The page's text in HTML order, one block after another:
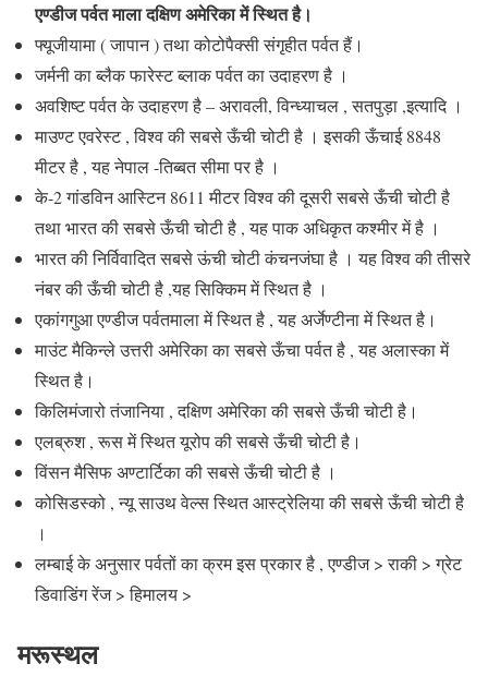
एण्डीज पर्वत माला दक्षिण अमेरिका में स्थित है।
फ्यूजीयामा ( जापान ) तथा कोटोपैक्सी संगृहीत पर्वत हैं।
जर्मनी का ब्लैक फारेस्ट ब्लाक पर्वत का उदाहरण है ।
अवशिष्ट पर्वत के उदाहरण है – अरावली, विन्ध्याचल , सतपुड़ा ,इत्यादि ।
माउण्ट एवरेस्ट , विश्व की सबसे ऊँची चोटी है । इसकी ऊँचाई 8848
मीटर है , यह नेपाल -तिब्बत सीमा पर है ।
के-2 गांडविन आस्टिन 8611 मीटर विश्व की दूसरी सबसे ऊँची चोटी है
तथा भारत की सबसे ऊँची चोटी है , यह पाक अधिकृत कश्मीर में है ।
भारत की निर्विवादित सबसे ऊंची चोटी कंचनजंघा है । यह विश्व की तीसरे
नंबर की ऊँची चोटी है ,यह सिक्किम में स्थित है ।
एकांगगुआ एण्डीज पर्वतमाला में स्थित है , यह अर्जेण्टीना में स्थित है।
माउंट मैकिन्ले उत्तरी अमेरिका का सबसे ऊँचा पर्वत है , यह अलास्का में
स्थित है।
किलिमंजारो तंजानिया , दक्षिण अमेरिका की सबसे ऊँची चोटी है।
एलब्रुश , रूस में स्थित यूरोप की सबसे ऊँची चोटी है।
विंसन मैसिफ अण्टार्टिका की सबसे ऊँची चोटी है ।
कोसिडस्को , न्यू साउथ वेल्स स्थित आस्ट्रेलिया की सबसे ऊँची चोटी है
।
लम्बाई के अनुसार पर्वतों का क्रम इस प्रकार है , एण्डीज > राकी > ग्रेट
डिवाडिंग रेंज > हिमालय >
मरूस्थल